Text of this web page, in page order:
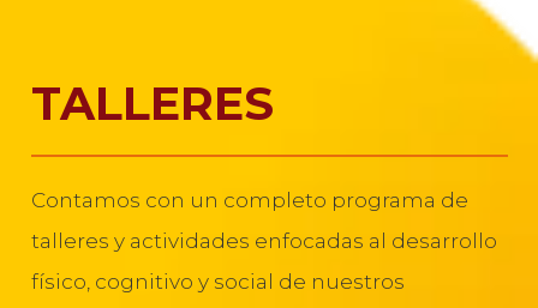
TALLERES
Contamos con un completo programa de
talleres y actividades enfocadas al desarrollo
físico, cognitivo y social de nuestros